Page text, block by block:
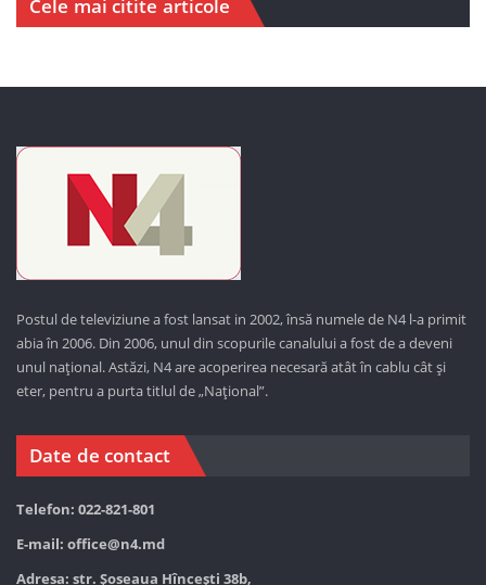
Cele mai citite articole
Postul de televiziune a fost lansat in 2002, însă numele de N4 l-a primit
abia în 2006. Din 2006, unul din scopurile canalului a fost de a deveni
unul național. Astăzi, N4 are acoperirea necesară atât în cablu cât și
eter, pentru a purta titlul de „Național”.
Date de contact
Telefon: 022-821-801
E-mail: office@n4.md
Adresa: str. Șoseaua Hînceşti 38b,